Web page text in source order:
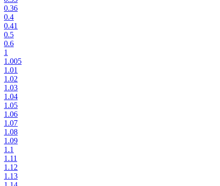
0.36
0.4
0.41
0.5
0.6
1
1.005
1.01
1.02
1.03
1.04
1.05
1.06
1.07
1.08
1.09
1.1
1.11
1.12
1.13